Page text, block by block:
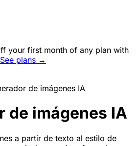
your first month of any plan with
See plans →
de imágenes IA
de imágenes IA
a partir de texto al estilo de